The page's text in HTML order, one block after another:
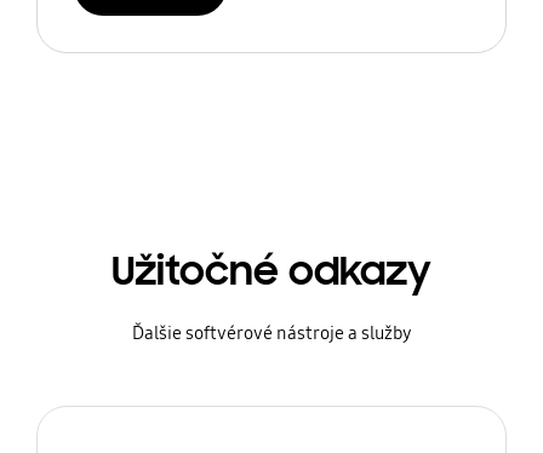
Užitočné odkazy
Ďalšie softvérové nástroje a služby